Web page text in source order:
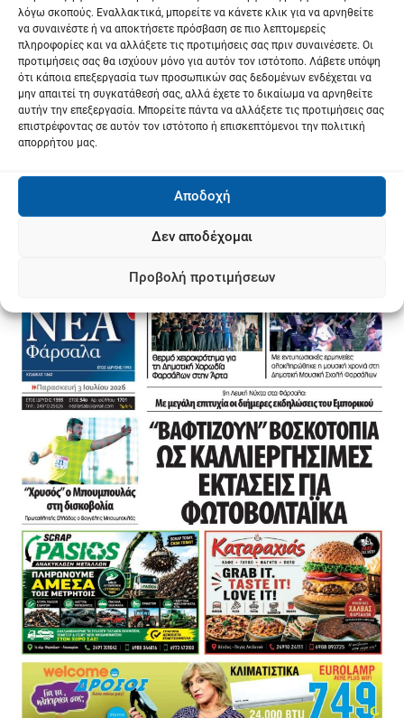
λόγω σκοπούς. Εναλλακτικά, μπορείτε να κάνετε κλικ για να αρνηθείτε
να συναινέστε ή να αποκτήσετε πρόσβαση σε πιο λεπτομερείς
πληροφορίες και να αλλάξετε τις προτιμήσεις σας πριν συναινέσετε. Οι
προτιμήσεις σας θα ισχύουν μόνο για αυτόν τον ιστότοπο. Λάβετε υπόψη
ότι κάποια επεξεργασία των προσωπικών σας δεδομένων ενδέχεται να
μην απαιτεί τη συγκατάθεσή σας, αλλά έχετε το δικαίωμα να αρνηθείτε
αυτήν την επεξεργασία. Μπορείτε πάντα να αλλάξετε τις προτιμήσεις σας
επιστρέφοντας σε αυτόν τον ιστότοπο ή επισκεπτόμενοι την πολιτική
απορρήτου μας.
Αποδοχή
Δεν αποδέχομαι
Προβολή προτιμήσεων